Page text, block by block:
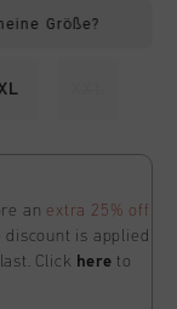
an extra 25% off
discount is applied
Click here to